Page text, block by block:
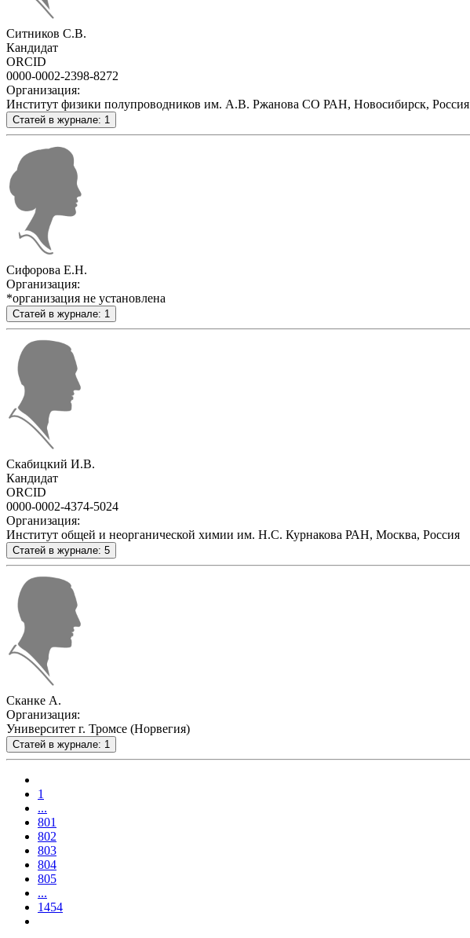
Ситников С.В.
Кандидат
ORCID
0000-0002-2398-8272
Организация:
Институт физики полупроводников им. А.В. Ржанова СО РАН, Новосибирск, Россия
Статей в журнале: 1
Сифорова Е.Н.
Организация:
*организация не установлена
Статей в журнале: 1
Скабицкий И.В.
Кандидат
ORCID
0000-0002-4374-5024
Организация:
Институт общей и неорганической химии им. Н.С. Курнакова РАН, Москва, Россия
Статей в журнале: 5
Сканке А.
Организация:
Университет г. Тромсе (Норвегия)
Статей в журнале: 1
1
...
801
802
803
804
805
...
1454